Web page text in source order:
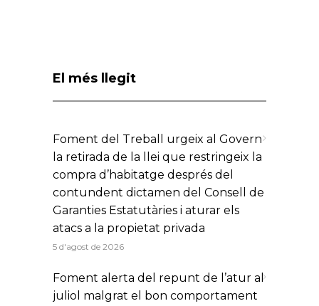
El més llegit
Foment del Treball urgeix al Govern
la retirada de la llei que restringeix la
compra d’habitatge després del
contundent dictamen del Consell de
Garanties Estatutàries i aturar els
atacs a la propietat privada
5 d'agost de 2026
Foment alerta del repunt de l’atur al
juliol malgrat el bon comportament